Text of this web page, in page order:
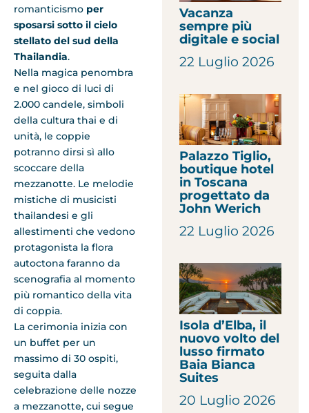
romanticismo per
sposarsi sotto il cielo
stellato del sud della
Thailandia.
Nella magica penombra
e nel gioco di luci di
2.000 candele, simboli
della cultura thai e di
unità, le coppie
potranno dirsi sì allo
scoccare della
mezzanotte. Le melodie
mistiche di musicisti
thailandesi e gli
allestimenti che vedono
protagonista la flora
autoctona faranno da
scenografia al momento
più romantico della vita
di coppia.
La cerimonia inizia con
un buffet per un
massimo di 30 ospiti,
seguita dalla
celebrazione delle nozze
a mezzanotte, cui segue
Vacanza
sempre più
digitale e social
22 Luglio 2026
Palazzo Tiglio,
boutique hotel
in Toscana
progettato da
John Werich
22 Luglio 2026
Isola d’Elba, il
nuovo volto del
lusso firmato
Baia Bianca
Suites
20 Luglio 2026